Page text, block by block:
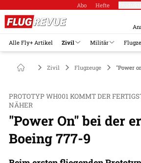
Abo Hefte
Alle Fly+ Artikel Zivil Militär
Zivil Flugzeuge "Power
PROTOTYP WH001 KOMMT DER
NÄHER
"Power On" bei der
Boeing 777-9